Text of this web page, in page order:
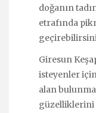
doğanın
etrafında
Giresun
isteyenler
alan
güzelliklerini